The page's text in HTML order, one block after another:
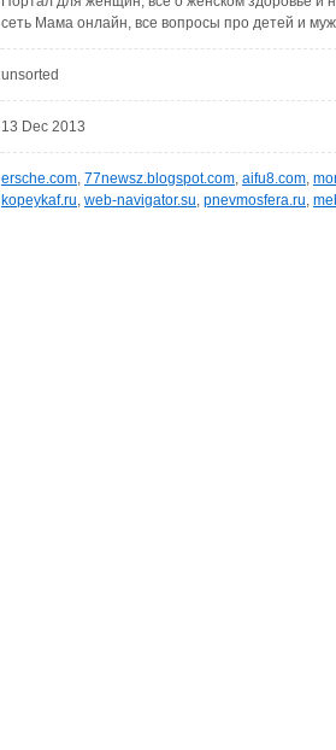
сеть Мама онлайн, все вопросы про детей и
unsorted
13 Dec 2013
ersche.com, 77newsz.blogspot.com, aifu8.com,
kopeykaf.ru, web-navigator.su, pnevmosfera.ru,